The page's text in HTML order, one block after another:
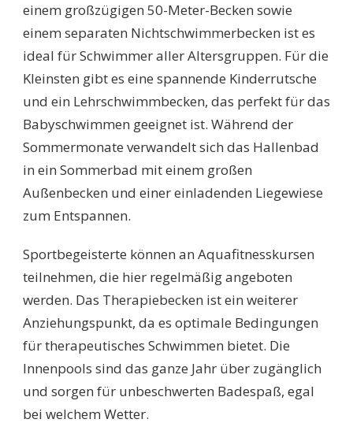
einem großzügigen 50-Meter-Becken sowie
einem separaten Nichtschwimmerbecken ist es
ideal für Schwimmer aller Altersgruppen. Für die
Kleinsten gibt es eine spannende Kinderrutsche
und ein Lehrschwimmbecken, das perfekt für das
Babyschwimmen geeignet ist. Während der
Sommermonate verwandelt sich das Hallenbad
in ein Sommerbad mit einem großen
Außenbecken und einer einladenden Liegewiese
zum Entspannen.
Sportbegeisterte können an Aquafitnesskursen
teilnehmen, die hier regelmäßig angeboten
werden. Das Therapiebecken ist ein weiterer
Anziehungspunkt, da es optimale Bedingungen
für therapeutisches Schwimmen bietet. Die
Innenpools sind das ganze Jahr über zugänglich
und sorgen für unbeschwerten Badespaß, egal
bei welchem Wetter.